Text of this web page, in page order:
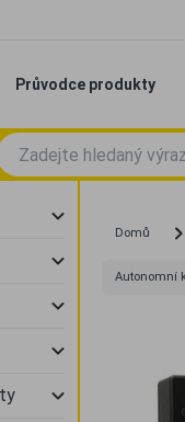
Průvodce produkty
Domů
Autonomní